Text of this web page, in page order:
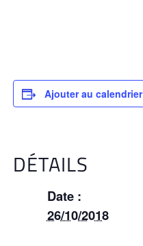
Ajouter au calendrier
DÉTAILS
Date :
26/10/2018